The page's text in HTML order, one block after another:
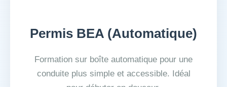
Permis BEA (Automatique)
Formation sur boîte automatique pour une
conduite plus simple et accessible. Idéal